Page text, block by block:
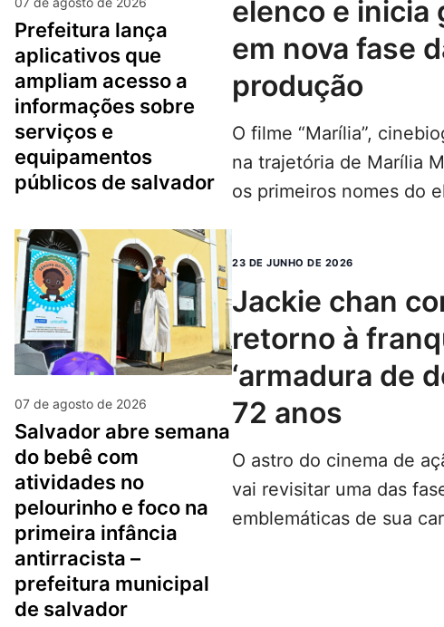
prefeitura lança
aplicativos que
ampliam acesso a
informações sobre
serviços e
equipamentos
públicos de salvador
07 de agosto de 2026
salvador abre semana
do bebê com
atividades no
pelourinho e foco na
primeira infância
antirracista –
prefeitura municipal
de salvador
elenco e inicia
em nova fase
produção
O filme “Marília”,
na trajetória de Marília
os primeiros nomes do
23 DE JUNHO DE 2026
jackie chan confirma
retorno à
‘armadura de
72 anos
O astro do cinema de
vai revisitar uma das
emblemáticas de sua